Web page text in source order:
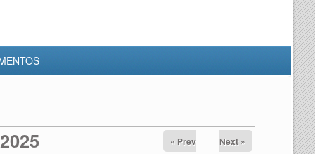
« Prev Next »